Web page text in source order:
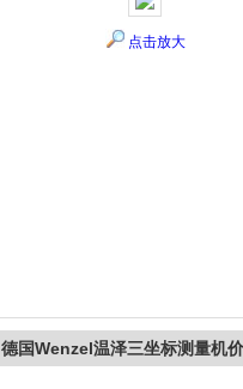
点击放大
德国Wenzel温泽三坐标测量机